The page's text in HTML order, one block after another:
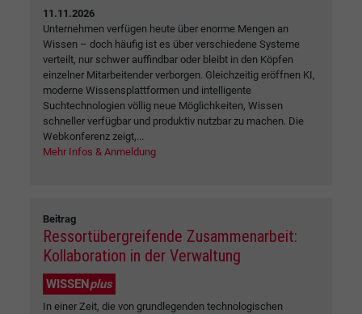
11.11.2026
Unternehmen verfügen heute über enorme Mengen an
Wissen – doch häufig ist es über verschiedene Systeme
verteilt, nur schwer auffindbar oder bleibt in den Köpfen
einzelner Mitarbeitender verborgen. Gleichzeitig eröffnen KI,
moderne Wissensplattformen und intelligente
Suchtechnologien völlig neue Möglichkeiten, Wissen
schneller verfügbar und produktiv nutzbar zu machen. Die
Webkonferenz zeigt,...
Mehr Infos & Anmeldung
Beitrag
Ressortübergreifende Zusammenarbeit:
Kollaboration in der Verwaltung
WISSENplus
In einer Zeit, die von grundlegenden technologischen